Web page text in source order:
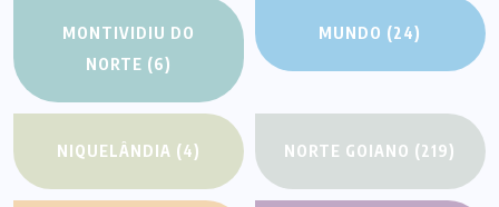
MONTIVIDIU DO
NORTE (6)
MUNDO (24)
NIQUELÂNDIA (4) NORTE GOIANO (219)